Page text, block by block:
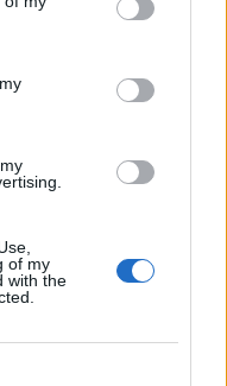
of my
with the
«Το ΕΚΟ
αθλητισμού και
του 2026
αγώνα, όχι μόνο
του. Το ΕΚΟ Ράλλυ